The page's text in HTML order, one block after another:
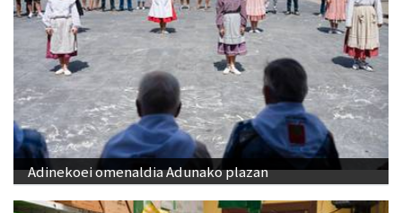
Adinekoei omenaldia Adunako plazan